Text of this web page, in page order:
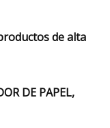
de alta
DE PAPEL,